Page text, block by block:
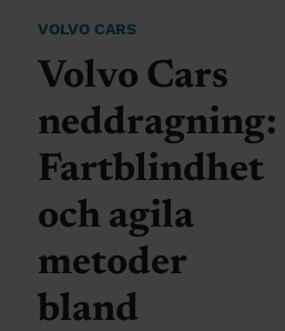
VOLVO CARS
Volvo Cars
neddragning:
Fartblindhet
och agila
metoder
bland